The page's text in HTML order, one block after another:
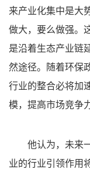
来产业化集中是大
做大，要么做强。
是沿着生态产业链
然途径。随着环保
行业的整合必将加
模，提高市场竞争
他认为，未来
业的行业引领作用